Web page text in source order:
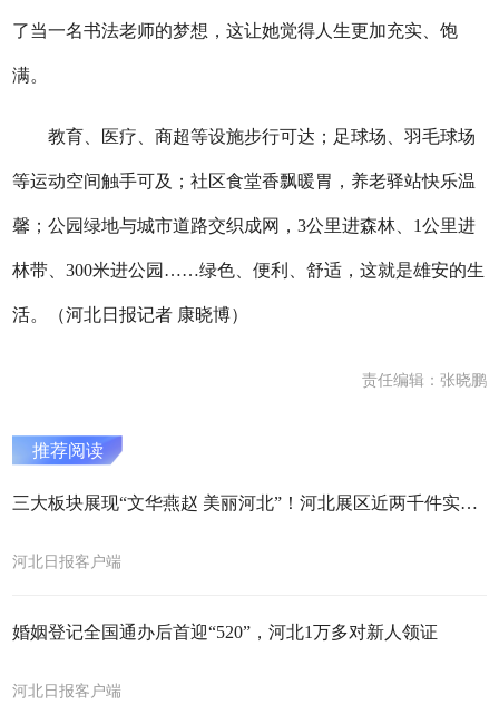
了当一名书法老师的梦想，这让她觉得人生更加充实、饱
满。
教育、医疗、商超等设施步行可达；足球场、羽毛球场
等运动空间触手可及；社区食堂香飘暖胃，养老驿站快乐温
馨；公园绿地与城市道路交织成网，3公里进森林、1公里进
林带、300米进公园……绿色、便利、舒适，这就是雄安的生
活。（河北日报记者 康晓博）
责任编辑：张晓鹏
推荐阅读
三大板块展现“文华燕赵 美丽河北”！河北展区近两千件实物将亮相深圳文博会
河北日报客户端
婚姻登记全国通办后首迎“520”，河北1万多对新人领证
河北日报客户端